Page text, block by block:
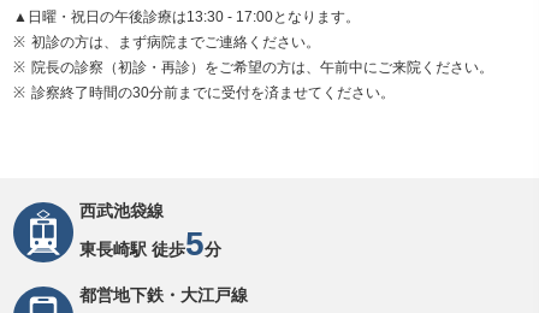
▲日曜・祝日の午後診療は13:30 - 17:00となります。
初診の方は、まず病院までご連絡ください。
院長の診察（初診・再診）をご希望の方は、午前中にご来院ください。
診察終了時間の30分前までに受付を済ませてください。
西武池袋線
東長崎駅 徒歩5分
都営地下鉄・大江戸線